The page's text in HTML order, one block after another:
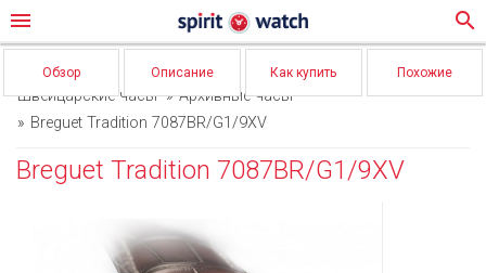
menu search
Обзор Описание Как купить Похожие
Швейцарские часы
Архивные часы
Breguet Tradition 7087BR/G1/9XV
Breguet Tradition 7087BR/G1/9XV